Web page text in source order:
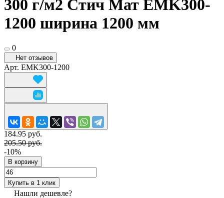
300 г/м2 Стич Мат EMK300-
1200 ширина 1200 мм
0
Нет отзывов
Арт. EMK300-1200
184.95 руб.
205.50 руб.
-10%
В корзину
Купить в 1 клик
Нашли дешевле?